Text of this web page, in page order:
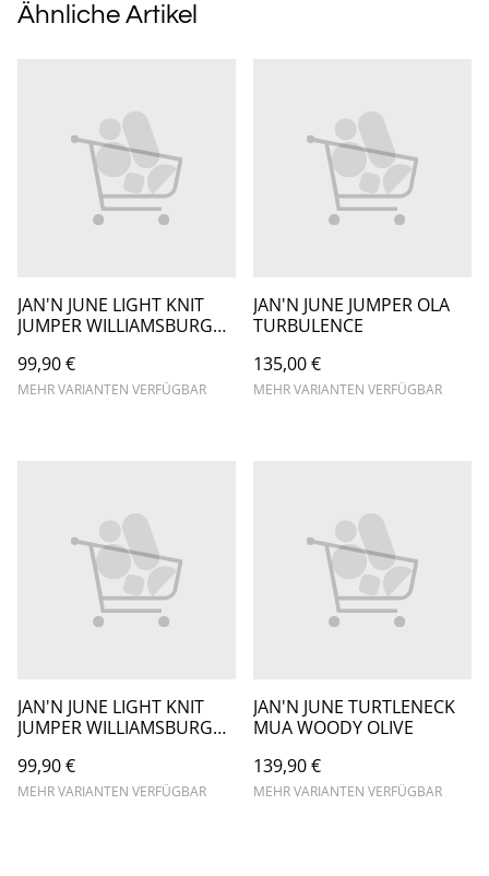
Ähnliche Artikel
JAN'N JUNE LIGHT KNIT
JUMPER WILLIAMSBURG
99,90 €
MEHR VARIANTEN VERFÜGBAR
JAN'N JUNE JUMPER OLA
TURBULENCE
135,00 €
MEHR VARIANTEN VERFÜGBAR
JAN'N JUNE LIGHT KNIT
JUMPER WILLIAMSBURG
99,90 €
MEHR VARIANTEN VERFÜGBAR
JAN'N JUNE TURTLENECK
MUA WOODY OLIVE
139,90 €
MEHR VARIANTEN VERFÜGBAR